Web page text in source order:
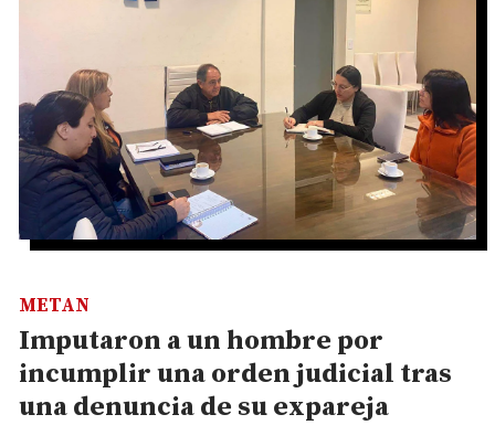
Imputaron a un hombre por
incumplir una orden judicial tras
una denuncia de su expareja
METAN